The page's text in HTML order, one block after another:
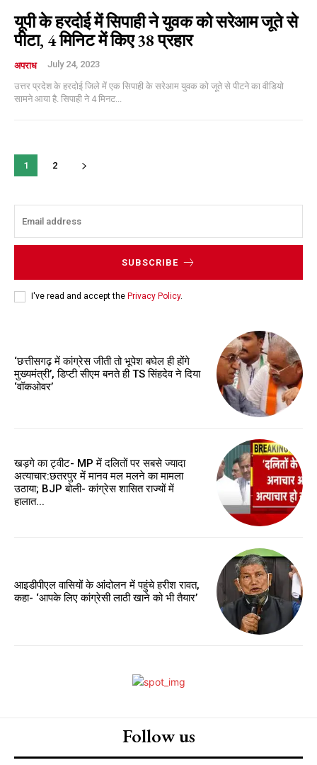
Etiam est nibh, lobortis sit
Praesent euismod ac
Ut mollis pellentesque tortor
Nullam eu erat condimentum
यूपी के हरदोई में सिपाही ने युवक को सरेआम जूते से
पीटा, 4 मिनिट में किए 38 प्रहार
अपराध July 24, 2023
उत्तर प्रदेश के हरदोई जिले में एक सिपाही के सरेआम युवक को जूते से पीटने का वीडियो
सामने आया है. सिपाही ने 4 मिनट...
1 2
SUBSCRIBE
I've read and accept the Privacy Policy.
‘छत्तीसगढ़ में कांग्रेस जीती तो भूपेश बघेल ही होंगे
मुख्यमंत्री’, डिप्टी सीएम बनते ही TS सिंहदेव ने दिया
‘वॉकओवर’
खड़गे का ट्वीट- MP में दलितों पर सबसे ज्यादा
अत्याचार:छतरपुर में मानव मल मलने का मामला
उठाया; BJP बोली- कांग्रेस शासित राज्यों में
हालात...
आइडीपीएल वासियों के आंदोलन में पहुंचे हरीश रावत,
कहा- ‘आपके लिए कांग्रेसी लाठी खाने को भी तैयार’
Follow us